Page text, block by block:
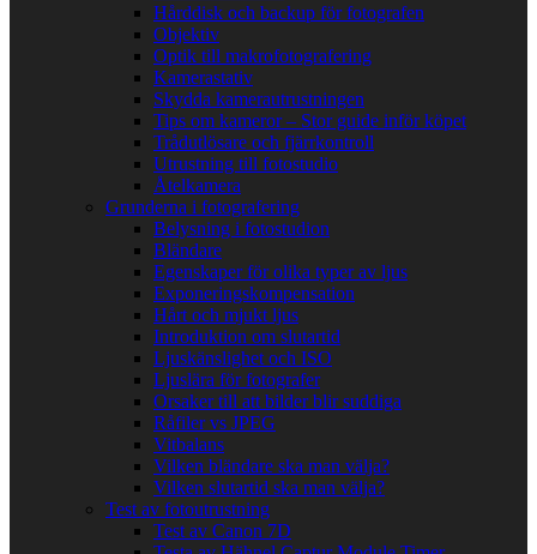
Hårddisk och backup för fotografen
Objektiv
Optik till makrofotografering
Kamerastativ
Skydda kamerautrustningen
Tips om kameror – Stor guide inför köpet
Trådutlösare och fjärrkontroll
Utrustning till fotostudio
Åtelkamera
Grunderna i fotografering
Belysning i fotostudion
Bländare
Egenskaper för olika typer av ljus
Exponeringskompensation
Hårt och mjukt ljus
Introduktion om slutartid
Ljuskänslighet och ISO
Ljuslära för fotografer
Orsaker till att bilder blir suddiga
Råfiler vs JPEG
Vitbalans
Vilken bländare ska man välja?
Vilken slutartid ska man välja?
Test av fotoutrustning
Test av Canon 7D